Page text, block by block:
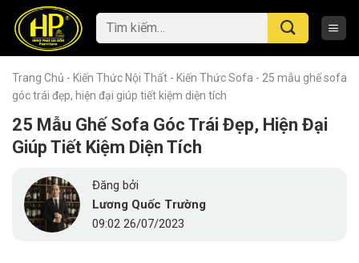
content
Tìm
kiếm:
Trang Chủ - Kiến Thức Nội Thất - Kiến Thức Sofa - 25 mẫu ghế sofa
góc trái đẹp, hiện đại giúp tiết kiệm diện tích
25 Mẫu Ghế Sofa Góc Trái Đẹp, Hiện Đại
Giúp Tiết Kiệm Diện Tích
Đăng bởi
Lương Quốc Trường
09:02 26/07/2023